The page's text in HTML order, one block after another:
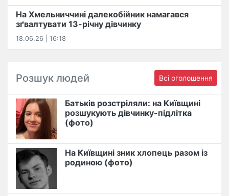
На Хмельниччині далекобійник намагався
зґвалтувати 13-річну дівчинку
18.06.26 | 16:18
Розшук людей Всі оголошення
Батьків розстріляли: на Київщині
розшукують дівчинку-підлітка
(фото)
На Київщині зник хлопець разом із
родиною (фото)